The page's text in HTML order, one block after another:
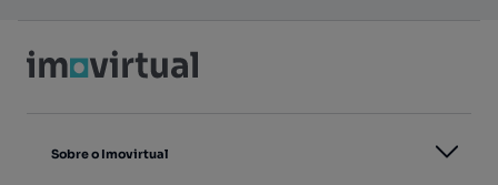
Sobre o Imovirtual